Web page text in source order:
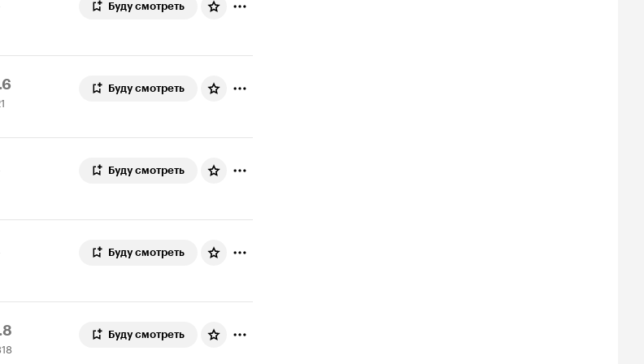
Буду смотреть
Буду смотреть
Буду смотреть
Буду смотреть
Буду смотреть